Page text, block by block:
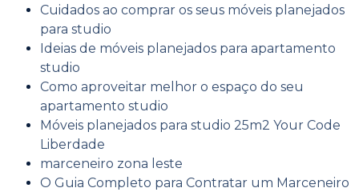
Cuidados ao comprar os seus móveis planejados
para studio
Ideias de móveis planejados para apartamento
studio
Como aproveitar melhor o espaço do seu
apartamento studio
Móveis planejados para studio 25m2 Your Code
Liberdade
marceneiro zona leste
O Guia Completo para Contratar um Marceneiro